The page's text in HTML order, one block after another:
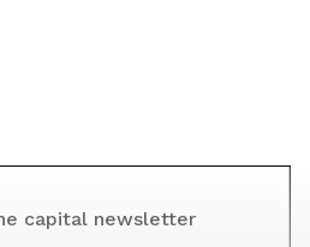
capital newsletter